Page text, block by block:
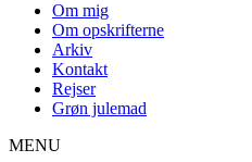
Om mig
Om opskrifterne
Arkiv
Kontakt
Rejser
Grøn julemad
MENU